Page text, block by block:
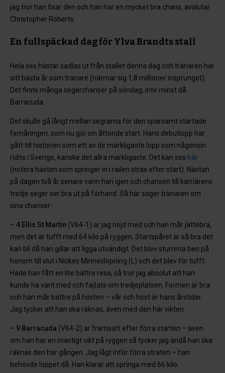
jag tror han fixar den och han har en mycket bra chans, avslutar
Christopher Roberts.
En fullspäckad dag för Ylva Brandts stall
Hela sex hästar sadlas ut från stallet denna dag och tränaren har
sitt bästa år som tränare (närmar sig 1,8 millioner insprunget).
Det finns många segerchanser på söndag, inte minst då
Barracuda.
Det skulle gå långt mellan segrarna för den sparsamt startade
femåringen, som nu gör sin åttonde start. Hans debutlopp har
gått till historien som ett av de märkligaste lopp som någonsin
ridits i Sverige, kanske det allra märkligaste. Det kan ses här
(notera hästen som springer in i railen strax efter start). Nästan
på dagen två år senare vann han igen och chansen till karriärens
tredje seger ser bra ut på förhand. Så här säger tränaren om
sina chanser:
– 4 Ellis St Martin (V64-1) är jag nöjd med och han mår jättebra,
men det är tufft med 64 kilo på ryggen. Startspåret är så bra det
kan bli då han gillar att ligga utvändigt. Det blev stumma ben på
honom till slut i Nickes Minneslöpning (L) och det blev för tufft.
Hade han fått en lite bättre resa, så tror jag absolut att han
kunde ha varit med och fajtats om tredjeplatsen. Formen är bra
och han mår bättre på hösten – vår och höst är hans årstider.
Jag tycker att han ska räknas, även med den här vikten.
– 9 Barracuda (V64-2) är framsatt efter förra starten – även
om han har en mastigt vikt på ryggen så tycker jag ändå han ska
räknas den här gången. Jag lågt inför förra straten – han
behövde loppet då. Han klarar att springa med 66 kilo.